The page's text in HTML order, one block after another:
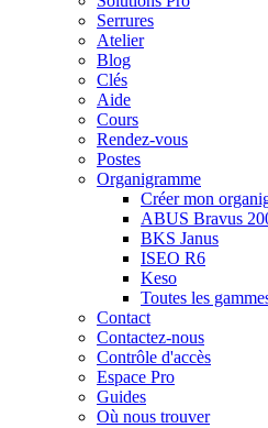
Serrures
Atelier
Blog
Clés
Aide
Cours
Rendez-vous
Postes
Organigramme
Créer mon
ABUS Bravus
BKS Janus
ISEO R6
Keso
Toutes les
Contact
Contactez-nous
Contrôle d'accès
Espace Pro
Guides
Où nous trouver